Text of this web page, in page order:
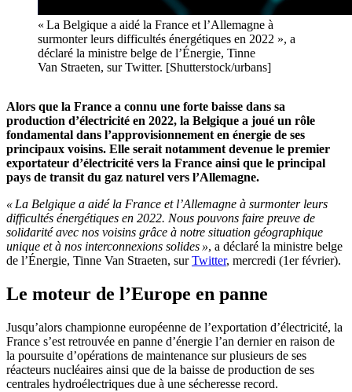
« La Belgique a aidé la France et l’Allemagne à
surmonter leurs difficultés énergétiques en 2022 », a
déclaré la ministre belge de l’Énergie, Tinne
Van Straeten, sur Twitter. [Shutterstock/urbans]
Alors que la France a connu une forte baisse dans sa
production d’électricité en 2022, la Belgique a joué un rôle
fondamental dans l’approvisionnement en énergie de ses
principaux voisins. Elle serait notamment devenue le premier
exportateur d’électricité vers la France ainsi que le principal
pays de transit du gaz naturel vers l’Allemagne.
« La Belgique a aidé la France et l’Allemagne à surmonter leurs
difficultés énergétiques en 2022. Nous pouvons faire preuve de
solidarité avec nos voisins grâce à notre situation géographique
unique et à nos interconnexions solides », a déclaré la ministre belge
de l’Énergie, Tinne Van Straeten, surTwitter, mercredi (1er février).
Le moteur de l’Europe en panne
Jusqu’alors championne européenne de l’exportation d’électricité, la
France s’est retrouvée en panne d’énergie l’an dernier en raison de
la poursuite d’opérations de maintenance sur plusieurs de ses
réacteurs nucléaires ainsi que de la baisse de production de ses
centrales hydroélectriques due à une sécheresse record.